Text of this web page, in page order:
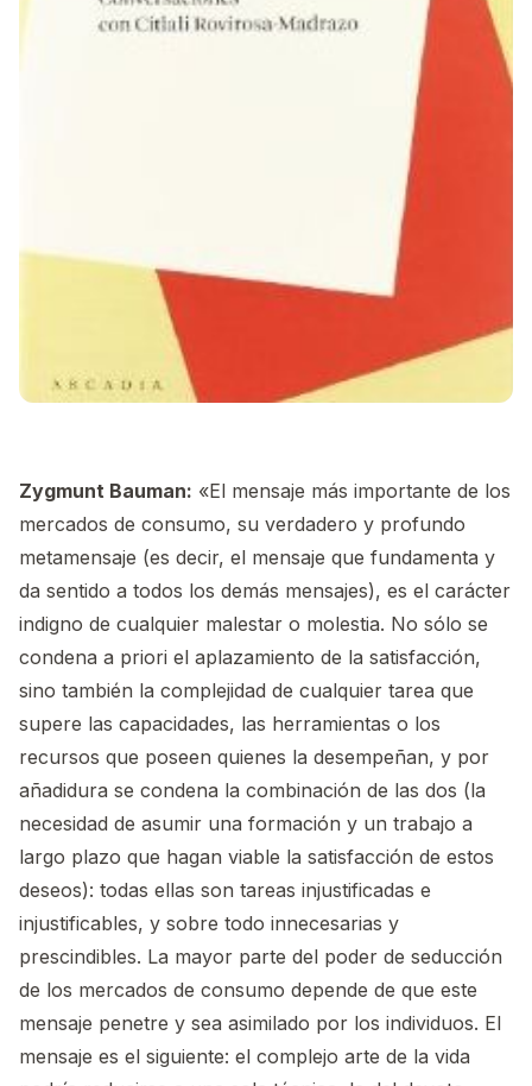
Zygmunt Bauman: «El mensaje más importante de los
mercados de consumo, su verdadero y profundo
metamensaje (es decir, el mensaje que fundamenta y
da sentido a todos los demás mensajes), es el carácter
indigno de cualquier malestar o molestia. No sólo se
condena a priori el aplazamiento de la satisfacción,
sino también la complejidad de cualquier tarea que
supere las capacidades, las herramientas o los
recursos que poseen quienes la desempeñan, y por
añadidura se condena la combinación de las dos (la
necesidad de asumir una formación y un trabajo a
largo plazo que hagan viable la satisfacción de estos
deseos): todas ellas son tareas injustificadas e
injustificables, y sobre todo innecesarias y
prescindibles. La mayor parte del poder de seducción
de los mercados de consumo depende de que este
mensaje penetre y sea asimilado por los individuos. El
mensaje es el siguiente: el complejo arte de la vida